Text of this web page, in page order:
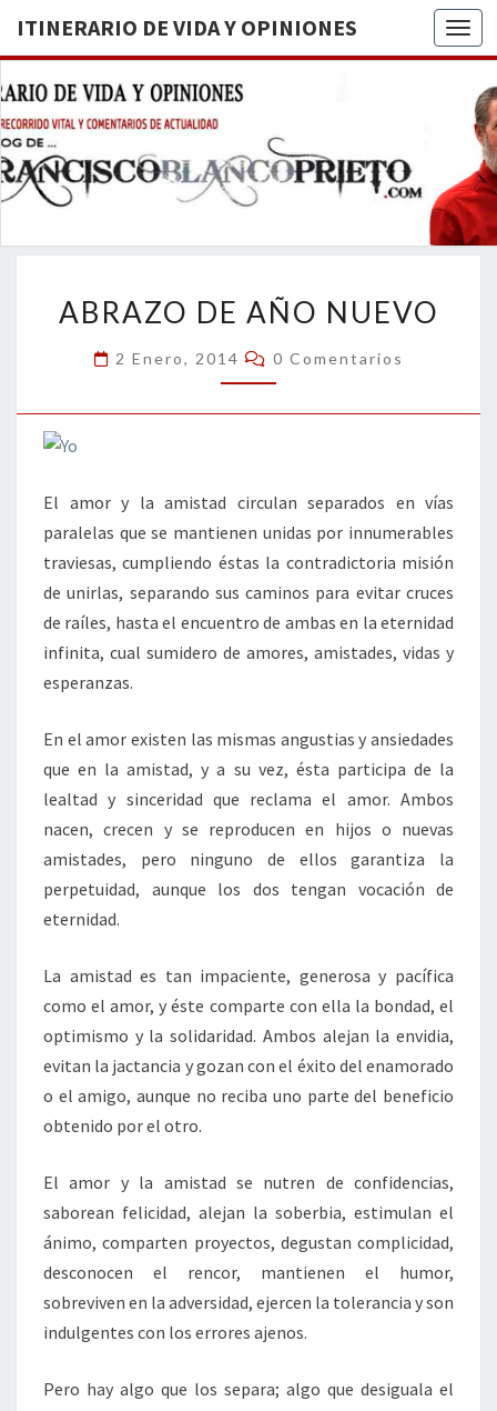
ITINERARIO DE VIDA Y OPINIONES
DE
BREVE
RECORRIDO
VITAL Y
ACTUALIDAD
DE
AÑO
NUEVO
ABRAZO DE AÑO NUEVO
2 Enero, 2014 Comentarios
0 Comentarios
El amor y la amistad circulan separados en vías
paralelas que se mantienen unidas por innumerables
traviesas, cumpliendo éstas la contradictoria misión
de unirlas, separando sus caminos para evitar cruces
de raíles, hasta el encuentro de ambas en la eternidad
infinita, cual sumidero de amores, amistades, vidas y
esperanzas.
En el amor existen las mismas angustias y ansiedades
que en la amistad, y a su vez, ésta participa de la
lealtad y sinceridad que reclama el amor. Ambos
nacen, crecen y se reproducen en hijos o nuevas
amistades, pero ninguno de ellos garantiza la
perpetuidad, aunque los dos tengan vocación de
eternidad.
La amistad es tan impaciente, generosa y pacífica
como el amor, y éste comparte con ella la bondad, el
optimismo y la solidaridad. Ambos alejan la envidia,
evitan la jactancia y gozan con el éxito del enamorado
o el amigo, aunque no reciba uno parte del beneficio
obtenido por el otro.
El amor y la amistad se nutren de confidencias,
saborean felicidad, alejan la soberbia, estimulan el
ánimo, comparten proyectos, degustan complicidad,
desconocen el rencor, mantienen el humor,
sobreviven en la adversidad, ejercen la tolerancia y son
indulgentes con los errores ajenos.
Pero hay algo que los separa; algo que desiguala el